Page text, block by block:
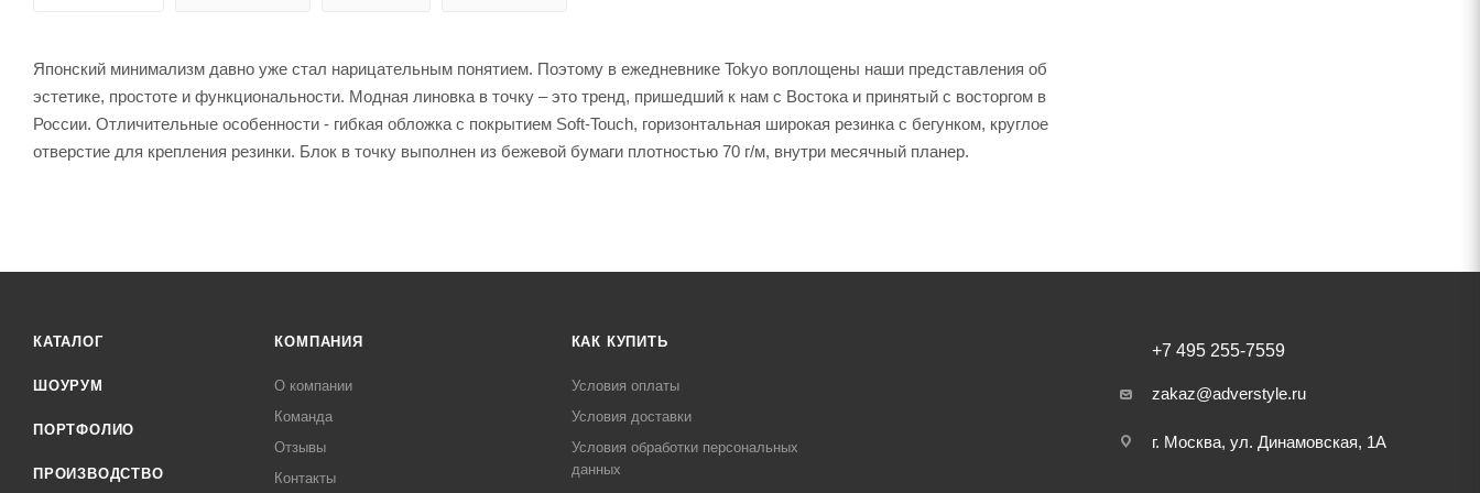
Японский минимализм давно уже стал нарицательным понятием. Поэтому в ежедневнике Tokyo воплощены наши представления об
эстетике, простоте и функциональности. Модная линовка в точку – это тренд, пришедший к нам с Востока и принятый с восторгом в
России. Отличительные особенности - гибкая обложка с покрытием Soft-Touch, горизонтальная широкая резинка с бегунком, круглое
отверстие для крепления резинки. Блок в точку выполнен из бежевой бумаги плотностью 70 г/м, внутри месячный планер.
КАТАЛОГ
ШОУРУМ
ПОРТФОЛИО
ПРОИЗВОДСТВО
КОМПАНИЯ
О компании
Команда
Отзывы
Контакты
КАК КУПИТЬ
Условия оплаты
Условия доставки
Условия обработки персональных
данных
+7 495 255-7559
zakaz@adverstyle.ru
г. Москва, ул. Динамовская, 1А